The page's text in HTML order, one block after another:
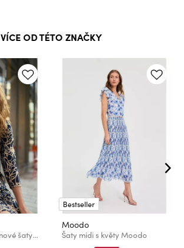
VÍCE OD TÉTO ZNAČKY
Tmavě modré květinové šaty Moodo
Bestseller
Moodo
Šaty midi s květy Moodo